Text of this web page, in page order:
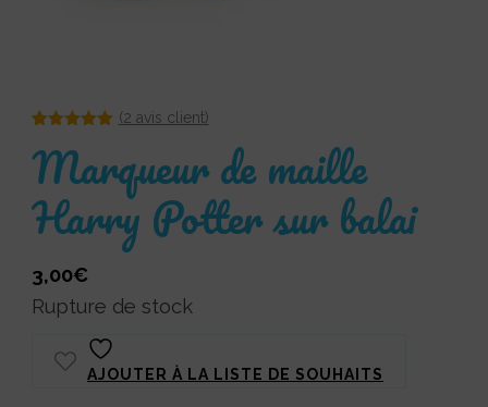
Marqueur de maille
Harry Potter sur balai
sur 5
basé sur
notations
client
(2 avis client)
3,00€
Rupture de stock
AJOUTER À LA LISTE DE SOUHAITS